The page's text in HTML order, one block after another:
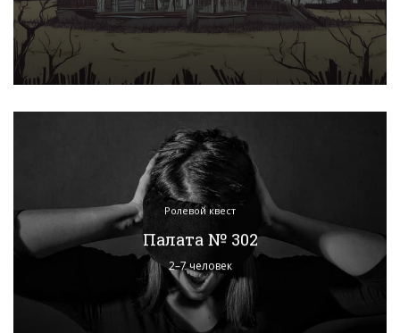
Ролевой квест
Палата № 302
2–7 человек